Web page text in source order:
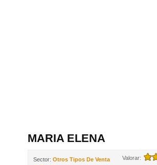
MARIA ELENA
Sector: Otros Tipos De Venta
Valorar: